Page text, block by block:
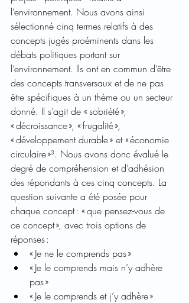
l’environnement. Nous avons ainsi
sélectionné cinq termes relatifs à des
concepts jugés proéminents dans les
débats politiques portant sur
l’environnement. Ils ont en commun d’être
des concepts transversaux et de ne pas
être spécifiques à un thème ou un secteur
donné. Il s’agit de « sobriété »,
« décroissance », « frugalité »,
« développement durable » et « économie
circulaire »³. Nous avons donc évalué le
degré de compréhension et d’adhésion
des répondants à ces cinq concepts. La
question suivante a été posée pour
chaque concept : « que pensez-vous de
ce concept », avec trois options de
réponses :
« Je ne le comprends pas »
« Je le comprends mais n’y adhère
pas »
« Je le comprends et j’y adhère »